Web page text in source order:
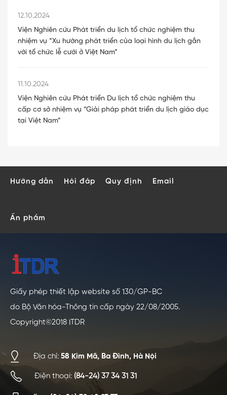
12.10.2024
Viện Nghiên cứu Phát triển du lịch tổ chức nghiệm thu
nhiệm vụ “Xu hướng phát triển của loại hình du lịch gắn
với tổ chức lễ cưới ở Việt Nam”
11.10.2024
Viện Nghiên cứu Phát triển Du lịch tổ chức nghiệm thu
cấp cơ sở nhiệm vụ “Giải pháp phát triển du lịch giáo dục
tại Việt Nam”
Hướng dẫn Hỏi đáp Quy định Email
Ấn phẩm
Giấy phép thiết lập website số 130/GP-BC
do Bộ Văn hóa-Thông tin cấp ngày 22/08/2005.
Copyright©2018 ITDR
Địa chỉ: 58 Kim Mã, Ba Đình, Hà Nội
Điện thoại: (84-24) 37 34 31 31